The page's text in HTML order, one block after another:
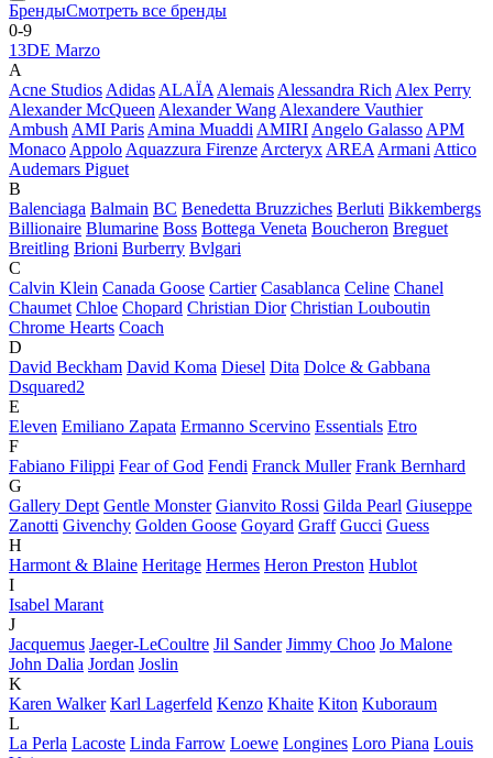
БрендыСмотреть все бренды
0-9
13DE Marzo
A
Acne StudiosAdidasALAÏAAlemaisAlessandra RichAlex Perry
Alexander McQueenAlexander WangAlexandere Vauthier
AmbushAMI ParisAmina MuaddiAMIRIAngelo GalassoAPM
MonacoAppoloAquazzura FirenzeArcteryxAREAArmaniAttico
Audemars Piguet
B
Balenciaga Balmain BC Benedetta Bruzziches Berluti Bikkembergs
Billionaire Blumarine Boss Bottega Veneta Boucheron Breguet
Breitling Brioni Burberry Bvlgari
C
Calvin Klein Canada Goose Cartier Casablanca Celine Chanel
Chaumet Chloe Chopard Christian Dior Christian Louboutin
Chrome Hearts Coach
D
David Beckham David Koma Diesel Dita Dolce & Gabbana
Dsquared2
E
Eleven Emiliano Zapata Ermanno Scervino Essentials Etro
F
Fabiano Filippi Fear of God Fendi Franck Muller Frank Bernhard
G
Gallery Dept Gentle Monster Gianvito Rossi Gilda Pearl Giuseppe
Zanotti Givenchy Golden Goose Goyard Graff Gucci Guess
H
Harmont & Blaine Heritage Hermes Heron Preston Hublot
I
Isabel Marant
J
Jacquemus Jaeger-LeCoultre Jil Sander Jimmy Choo Jo Malone
John Dalia Jordan Joslin
K
Karen Walker Karl Lagerfeld Kenzo Khaite Kiton Kuboraum
L
La Perla Lacoste Linda Farrow Loewe Longines Loro Piana Louis